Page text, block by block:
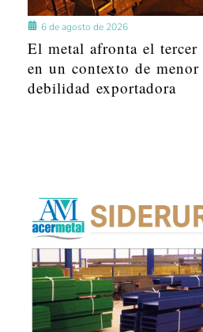
6 de agosto de 2026
El metal afronta el tercer
en un contexto de
debilidad exportadora